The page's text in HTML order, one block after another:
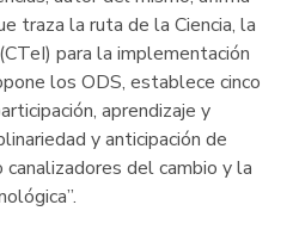
traza la ruta de la Ciencia, la
para la implementación
los ODS, establece cinco
aprendizaje y
y anticipación de
del cambio y la